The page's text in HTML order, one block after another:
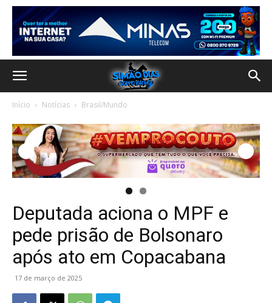
Início Notícias Brasil/Mundo
Deputada aciona o MPF e
pede prisão de Bolsonaro
após ato em Copacabana
17 de março de 2025